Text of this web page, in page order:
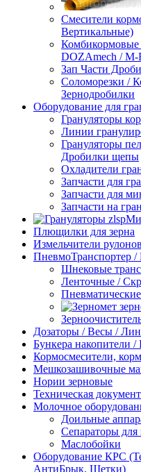
Смесители
Вертикальные)
DOZAmech / M-
Зап Части
Соломорезки /
Зернодробилки
Оборудование для
Грануляторы
Линии
Грануляторы
Дробилки щепы
Охладители
Запчасти для
Запчасти для
Запчасти на
Плющилки для зерна
Измельчители
ПневмоТранспортер
Шнековые
Ленточные /
Дозаторы / Весы /
Бункера накопители
Кормосмесители,
Мешкозашивочные
Нории зерновые
Техническая
Молочное
Доильные
Сепараторы для
Маслобойки
Оборудование КРС
АнтиБрык, Щетки)